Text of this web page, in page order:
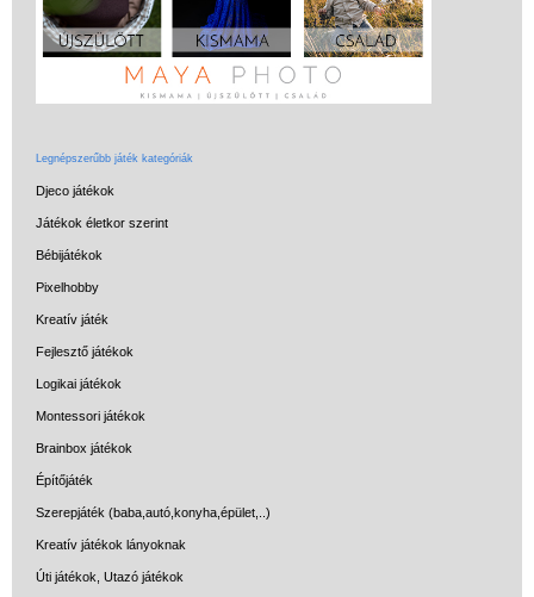
Legnépszerűbb játék kategóriák
Djeco játékok
Játékok életkor szerint
Bébijátékok
Pixelhobby
Kreatív játék
Fejlesztő játékok
Logikai játékok
Montessori játékok
Brainbox játékok
Építőjáték
Szerepjáték (baba,autó,konyha,épület,..)
Kreatív játékok lányoknak
Úti játékok, Utazó játékok
Miért vásárolj nálunk?
Akiket támogatunk
Garancia